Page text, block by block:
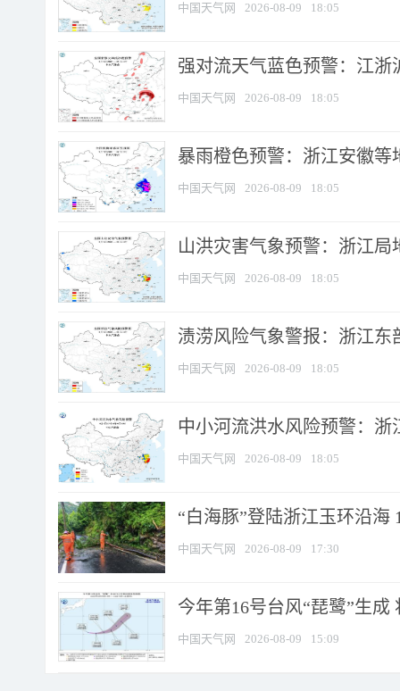
中国天气网 2026-08-09 18:05
强对流天气蓝色预警：江浙
中国天气网 2026-08-09 18:05
暴雨橙色预警：浙江安徽等
中国天气网 2026-08-09 18:05
山洪灾害气象预警：浙江
中国天气网 2026-08-09 18:05
渍涝风险气象警报：浙江
中国天气网 2026-08-09 18:05
中小河流洪水风险预警：
中国天气网 2026-08-09 18:05
“白海豚”登陆浙江玉环沿海
中国天气网 2026-08-09 17:30
今年第16号台风“琵鹭”生
中国天气网 2026-08-09 15:09